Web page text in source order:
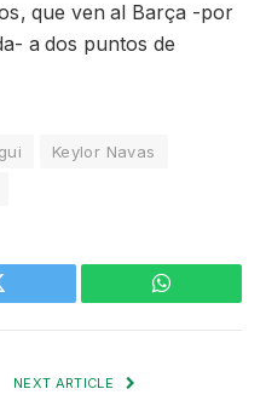
que ven al Barça -por
a dos puntos de
Keylor Navas
WhatsApp
NEXT ARTICLE